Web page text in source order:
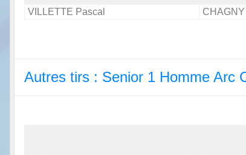
VILLETTE Pascal
CHAGNY
Autres tirs : Senior 1 Homme Arc